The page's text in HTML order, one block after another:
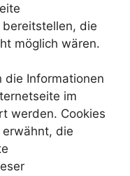
die
möglich wären.
die Informationen
im
werden. Cookies
die